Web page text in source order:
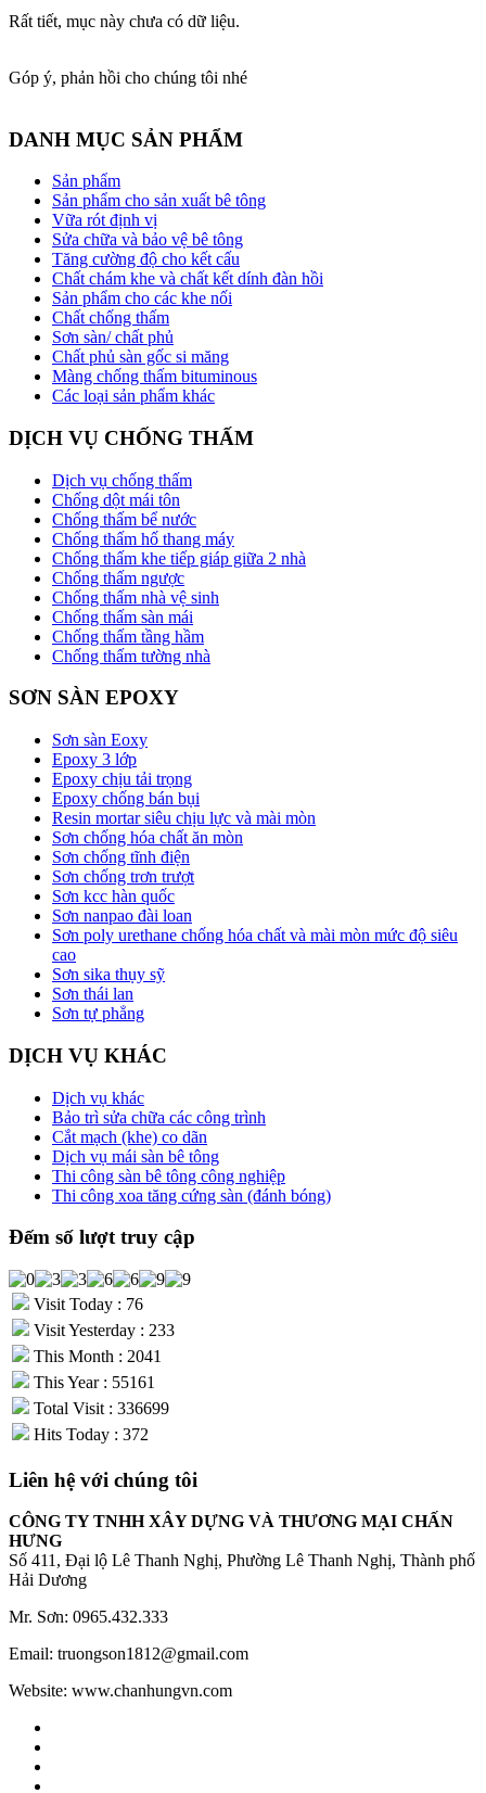
Rất tiết, mục này chưa có dữ liệu.
Góp ý, phản hồi cho chúng tôi nhé
DANH MỤC SẢN PHẨM
Sản phẩm
Sản phẩm cho sản xuất bê tông
Vữa rót định vị
Sửa chữa và bảo vệ bê tông
Tăng cường độ cho kết cấu
Chất chám khe và chất kết dính đàn hồi
Sản phẩm cho các khe nối
Chất chống thấm
Sơn sàn/ chất phủ
Chất phủ sàn gốc si măng
Màng chống thấm bituminous
Các loại sản phẩm khác
DỊCH VỤ CHỐNG THẤM
Dịch vụ chống thấm
Chống dột mái tôn
Chống thấm bể nước
Chống thấm hố thang máy
Chống thấm khe tiếp giáp giữa 2 nhà
Chống thấm ngược
Chống thấm nhà vệ sinh
Chống thấm sàn mái
Chống thấm tầng hầm
Chống thấm tường nhà
SƠN SÀN EPOXY
Sơn sàn Eoxy
Epoxy 3 lớp
Epoxy chịu tải trọng
Epoxy chống bán bụi
Resin mortar siêu chịu lực và mài mòn
Sơn chống hóa chất ăn mòn
Sơn chống tĩnh điện
Sơn chống trơn trượt
Sơn kcc hàn quốc
Sơn nanpao đài loan
Sơn poly urethane chống hóa chất và mài mòn mức độ siêu
cao
Sơn sika thụy sỹ
Sơn thái lan
Sơn tự phẳng
DỊCH VỤ KHÁC
Dịch vụ khác
Bảo trì sửa chữa các công trình
Cắt mạch (khe) co dãn
Dịch vụ mái sàn bê tông
Thi công sàn bê tông công nghiệp
Thi công xoa tăng cứng sàn (đánh bóng)
Đếm số lượt truy cập
Visit Today : 76
Visit Yesterday : 233
This Month : 2041
This Year : 55161
Total Visit : 336699
Hits Today : 372
Liên hệ với chúng tôi
CÔNG TY TNHH XÂY DỰNG VÀ THƯƠNG MẠI CHẤN
HƯNG
Số 411, Đại lộ Lê Thanh Nghị, Phường Lê Thanh Nghị, Thành phố
Hải Dương
Mr. Sơn: 0965.432.333
Email: truongson1812@gmail.com
Website: www.chanhungvn.com